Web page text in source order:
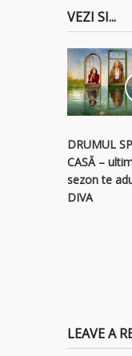
VEZI SI...
DRUMUL
CASĂ –
sezon te
DIVA
LEAVE A